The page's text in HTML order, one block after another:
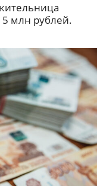
млн рублей.